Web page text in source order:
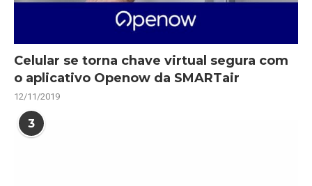
Celular se torna chave virtual segura com
o aplicativo Openow da SMARTair
12/11/2019
3